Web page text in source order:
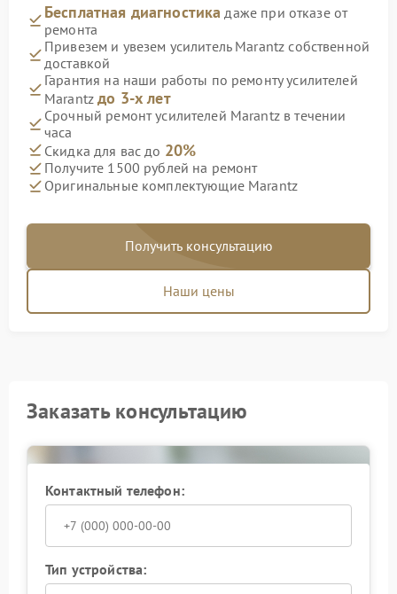
Бесплатная диагностика даже при отказе от
ремонта
Привезем и увезем усилитель Marantz собственной
доставкой
Гарантия на наши работы по ремонту усилителей
Marantzдо 3-х лет
Срочный ремонт усилителей Marantz в течении
часа
Скидка для вас до 20%
Получите 1500 рублей на ремонт
Оригинальные комплектующие Marantz
Получить консультацию
Наши цены
Заказать консультацию
Контактный телефон:
Тип устройства: